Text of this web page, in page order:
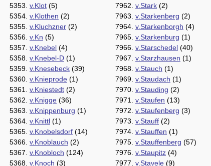
5353. v.Klot (5)
5354. v.Klothen (2)
5355. v.Kluchzner (2)
5356. v.Kn (5)
5357. v.Knebel (4)
5358. v.Knebel-D (1)
5359. v.Knesebeck (39)
5360. v.Knieprode (1)
5361. v.Kniestedt (2)
5362. v.Knigge (36)
5363. v.Knippenburg (1)
5364. v.Knittl (1)
5365. v.Knobelsdorf (14)
5366. v.Knoblauch (2)
5367. v.Knobloch (124)
5368. v.Knoch (3)
7962. v.Stark (2)
7963. v.Starkenberg (2)
7964. v.Starkenborgh (4)
7965. v.Starkenburg (1)
7966. v.Starschedel (40)
7967. v.Starzhausen (1)
7968. v.Stauch (1)
7969. v.Staudach (1)
7970. v.Stauding (2)
7971. v.Staufen (13)
7972. v.Staufenberg (3)
7973. v.Stauff (2)
7974. v.Stauffen (1)
7975. v.Stauffenberg (57)
7976. v.Staupitz (4)
7977. v.Stavele (9)